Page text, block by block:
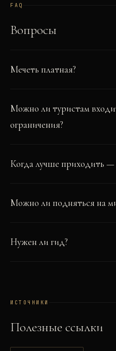
FAQ
Вопросы
Мечеть платная?
Можно ли туристам
ограничения?
Когда лучше приходить —
Можно ли подняться на
Нужен ли гид?
ИСТОЧНИКИ
Полезные ссылки